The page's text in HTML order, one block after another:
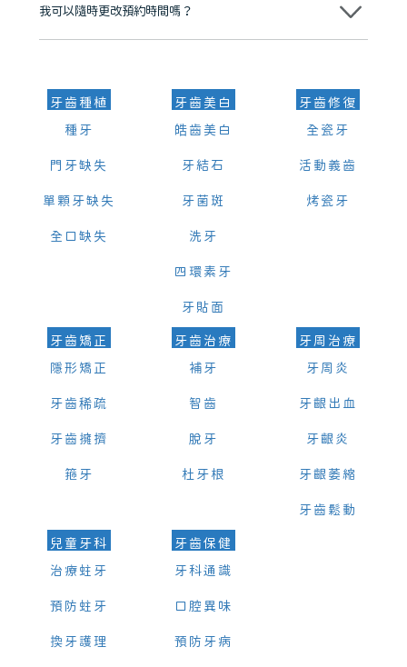
我可以隨時更改預約時間嗎？
可以，請盡早通過wechat或whatsapp聯絡我們，告知我們你原本預約
牙齒種植
種牙
門牙缺失
單顆牙缺失
全口缺失
牙齒美白
皓齒美白
牙結石
牙菌斑
洗牙
四環素牙
牙貼面
牙齒修復
全瓷牙
活動義齒
烤瓷牙
牙齒矯正
隱形矯正
牙齒稀疏
牙齒擁擠
箍牙
牙齒治療
補牙
智齒
脫牙
杜牙根
牙周治療
牙周炎
牙齦出血
牙齦炎
牙齦萎縮
牙齒鬆動
兒童牙科
治療蛀牙
預防蛀牙
換牙護理
牙齒保健
牙科通識
口腔異味
預防牙病